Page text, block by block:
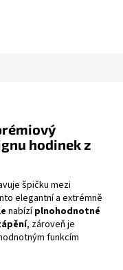
hodinek z
špičku mezi
elegantní a extrémně
nabízíplnohodnotné
, zároveň je
funkcím